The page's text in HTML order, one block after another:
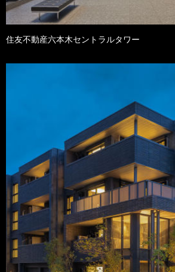
住友不動産六本木セントラルタワー